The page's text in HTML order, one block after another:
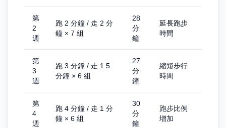
第
2
週
跑 2 分鐘 / 走 2 分
鐘 × 7 組
28
分
鐘
延長跑步
時間
第
3
週
跑 3 分鐘 / 走 1.5
分鐘 × 6 組
27
分
鐘
縮短步行
時間
第
4
週
跑 4 分鐘 / 走 1 分
鐘 × 6 組
30
分
鐘
跑步比例
增加